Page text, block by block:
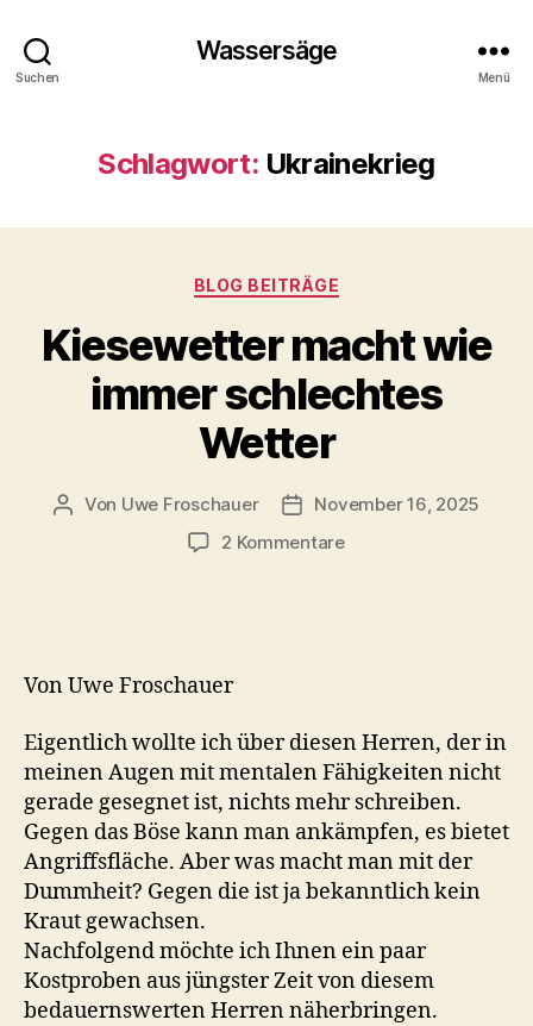
Suchen
Wassersäge
Menü
Schlagwort: Ukrainekrieg
Kategorien
BLOG BEITRÄGE
Kiesewetter macht wie
immer schlechtes
Wetter
Beitragsautor
Von Uwe Froschauer Beitragsdatum
November 16, 2025
2 Kommentarezu
Von Uwe Froschauer
Eigentlich wollte ich über diesen Herren, der in
meinen Augen mit mentalen Fähigkeiten nicht
gerade gesegnet ist, nichts mehr schreiben.
Gegen das Böse kann man ankämpfen, es bietet
Angriffsfläche. Aber was macht man mit der
Dummheit? Gegen die ist ja bekanntlich kein
Kraut gewachsen.
Nachfolgend möchte ich Ihnen ein paar
Kostproben aus jüngster Zeit von diesem
bedauernswerten Herren näherbringen.